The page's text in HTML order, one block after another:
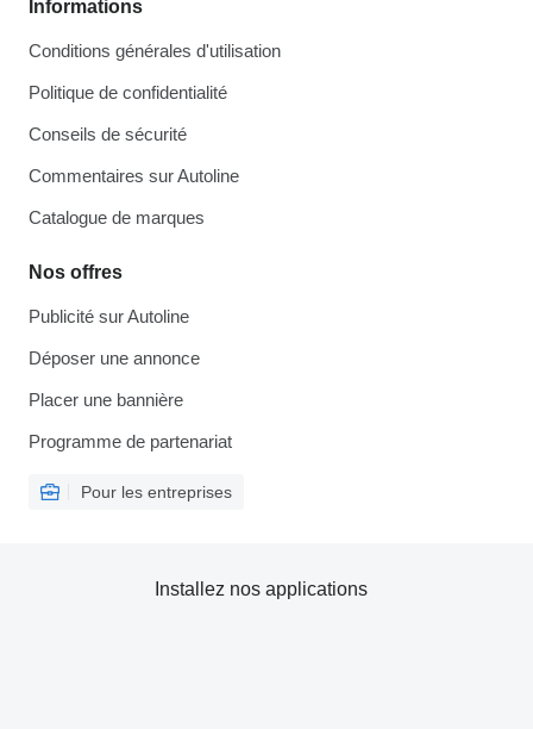
Informations
Conditions générales d'utilisation
Politique de confidentialité
Conseils de sécurité
Commentaires sur Autoline
Catalogue de marques
Nos offres
Publicité sur Autoline
Déposer une annonce
Placer une bannière
Programme de partenariat
Pour les entreprises
Installez nos applications